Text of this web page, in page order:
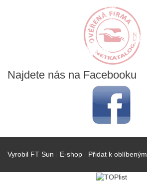
Najdete nás na Facebooku
Vyrobil FT Sun E-shop Přidat k oblíbeným